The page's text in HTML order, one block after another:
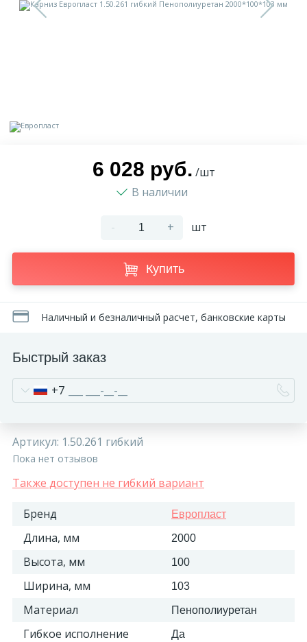
6 028 руб. /шт
В наличии
- + шт
Купить
Наличный и безналичный расчет, банковские карты
Быстрый заказ
+7
Артикул: 1.50.261 гибкий
Пока нет отзывов
Также доступен не гибкий вариант
Бренд Европласт
Длина, мм 2000
Высота, мм 100
Ширина, мм 103
Материал Пенополиуретан
Гибкое исполнение Да
Доставка
Сотрудничество